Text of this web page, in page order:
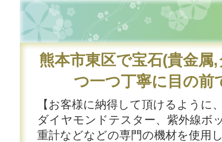
熊本市東区で宝石(貴金
つ一つ丁寧に目の前
【お客様に納得して頂けるように
ダイヤモンドテスター、紫外線ボ
重計などなどの専門の機材を使用